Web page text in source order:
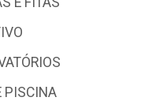
PISCINA